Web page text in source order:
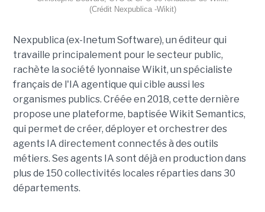
(Crédit Nexpublica -Wikit)
Nexpublica (ex-Inetum Software), un éditeur qui
travaille principalement pour le secteur public,
rachète la société lyonnaise Wikit, un spécialiste
français de l'IA agentique qui cible aussi les
organismes publics. Créée en 2018, cette dernière
propose une plateforme, baptisée Wikit Semantics,
qui permet de créer, déployer et orchestrer des
agents IA directement connectés à des outils
métiers. Ses agents IA sont déjà en production dans
plus de 150 collectivités locales réparties dans 30
départements.